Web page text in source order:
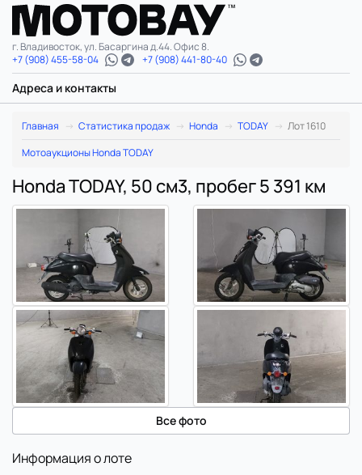
г. Владивосток, ул. Басаргина д.44. Офис 8.
+7 (908) 455-58-04
+7 (908) 441-80-40
Адреса и контакты
Главная Статистика продаж Honda TODAY
Лот 1610
Мотоаукционы Honda TODAY
Honda TODAY, 50 см3, пробег 5 391 км
Все фото
Информация о лоте